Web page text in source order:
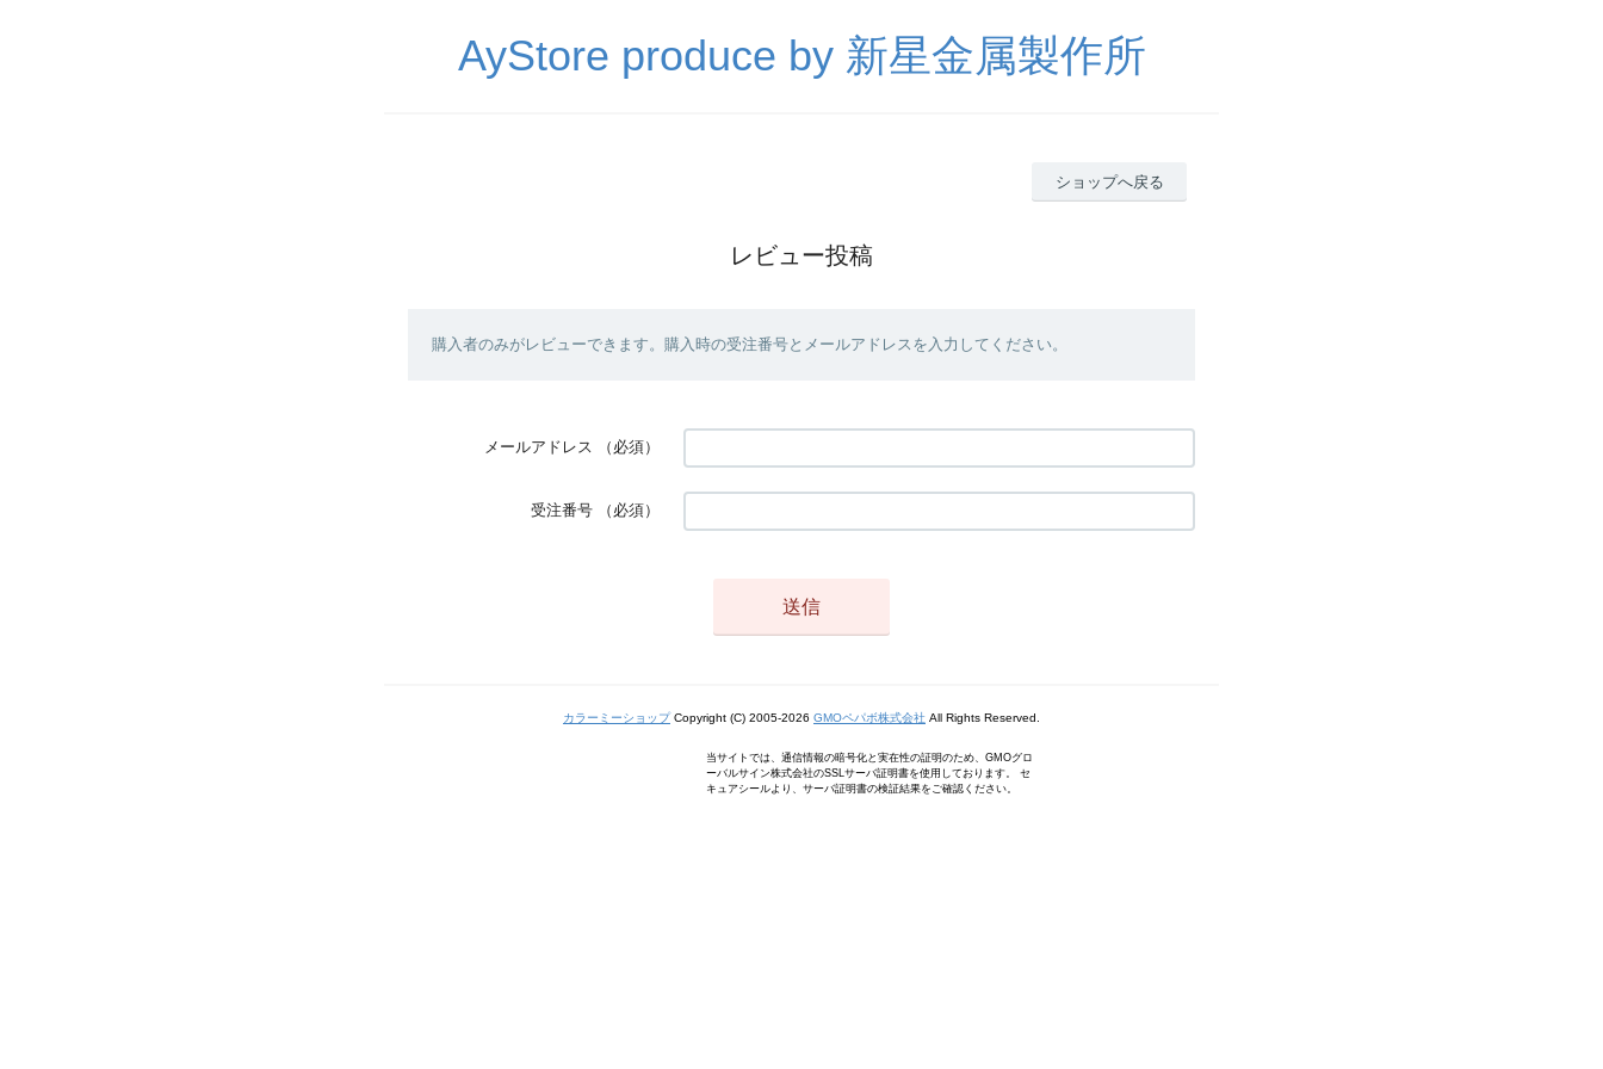
AyStore produce by 新星金属製作所
ショップへ戻る
レビュー投稿
購入者のみがレビューできます。購入時の受注番号とメールアドレスを入力してください。
メールアドレス （必須）
受注番号 （必須）
カラーミーショップCopyright (C) 2005-2026 GMOペパボ株式会社 All Rights Reserved.
当サイトでは、通信情報の暗号化と実在性の証明のため、GMOグロ
ーバルサイン株式会社のSSLサーバ証明書を使用しております。 セ
キュアシールより、サーバ証明書の検証結果をご確認ください。